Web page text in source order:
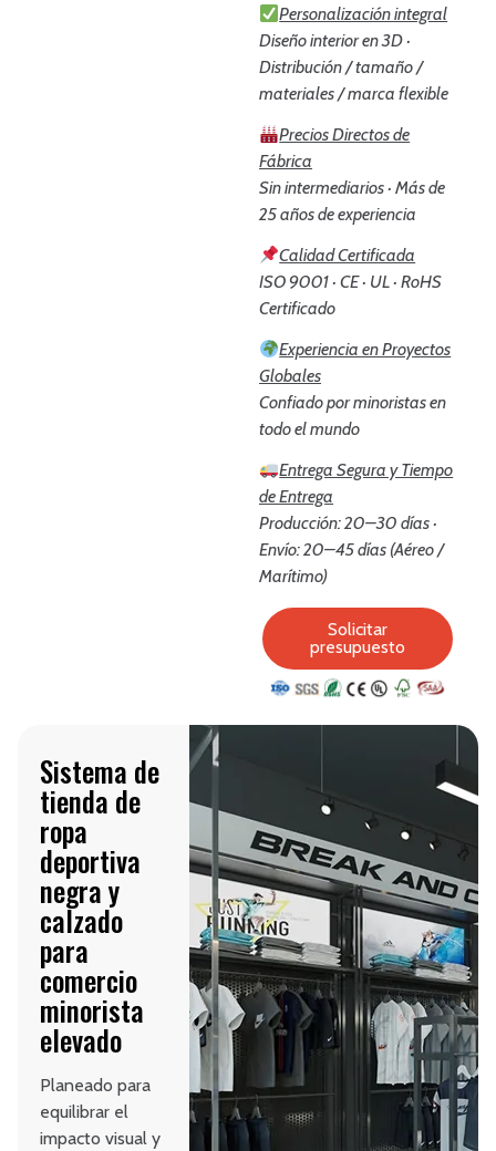
Personalización integral
Diseño interior en 3D ·
Distribución / tamaño /
materiales / marca flexible
Precios Directos de
Fábrica
Sin intermediarios · Más de
25 años de experiencia
Calidad Certificada
ISO 9001 · CE · UL · RoHS
Certificado
Experiencia en Proyectos
Globales
Confiado por minoristas en
todo el mundo
Entrega Segura y Tiempo
de Entrega
Producción: 20–30 días ·
Envío: 20–45 días (Aéreo /
Marítimo)
Solicitar
presupuesto
Sistema de
tienda de
ropa
deportiva
negra y
calzado
para
comercio
minorista
elevado
Planeado para
equilibrar el
impacto visual y